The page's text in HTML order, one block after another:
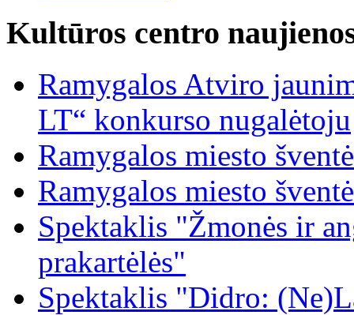
Kultūros centro
Ramygalos Atviro
LT“ konkurso nugalėtoju
Ramygalos miesto šventė
Ramygalos miesto šventė
Spektaklis "Žmonės ir
prakartėlės"
Spektaklis "Didro: